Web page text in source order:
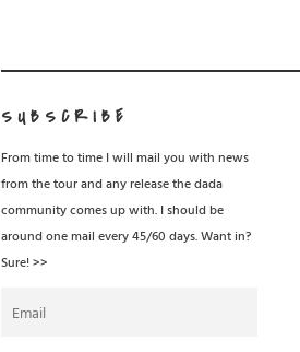
SUBSCRIBE
From time to time I will mail you with news
from the tour and any release the dada
community comes up with. I should be
around one mail every 45/60 days. Want in?
Sure! >>